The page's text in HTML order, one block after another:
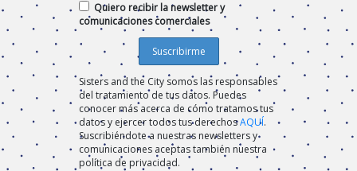
Quiero recibir la newsletter y
comunicaciones comerciales
Sisters and the City somos las responsables
del tratamiento de tus datos. Puedes
conocer más acerca de cómo tratamos tus
datos y ejercer todos tus derechosAQUÍ.
Suscribiéndote a nuestras newsletters y
comunicaciones aceptas también nuestra
política de privacidad.